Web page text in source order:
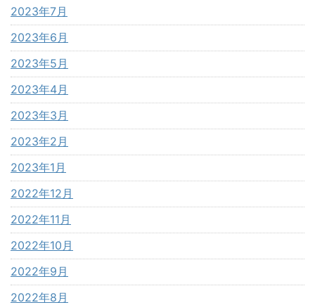
2023年7月
2023年6月
2023年5月
2023年4月
2023年3月
2023年2月
2023年1月
2022年12月
2022年11月
2022年10月
2022年9月
2022年8月